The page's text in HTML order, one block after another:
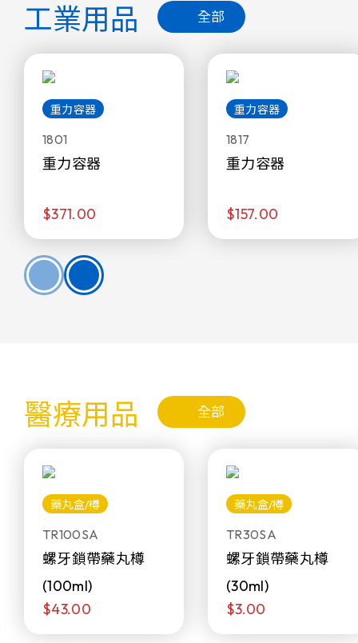
工業用品 全部
重力容器
1801
重力容器
$371.00
重力容器
1817
重力容器
$157.00
醫療用品 全部
藥丸盒/樽
TR100SA
螺牙鎖帶藥丸樽
(100ml)
$43.00
藥丸盒/樽
TR30SA
螺牙鎖帶藥丸樽
(30ml)
$3.00